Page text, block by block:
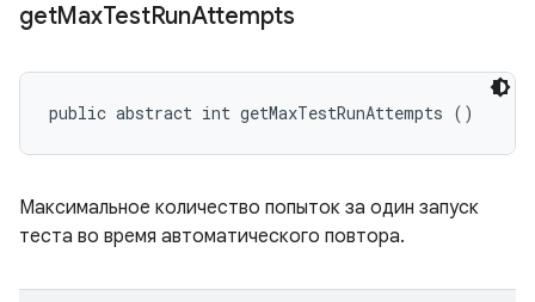
getMaxTestRunAttempts
public abstract int getMaxTestRunAttempts ()
Максимальное количество попыток за один запуск
теста во время автоматического повтора.